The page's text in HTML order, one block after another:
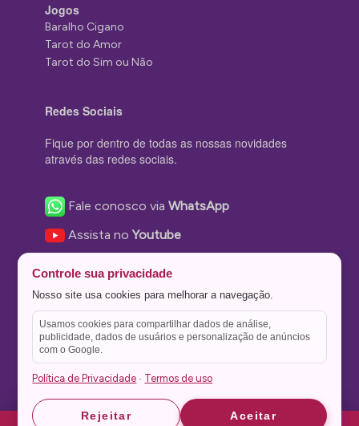
Jogos
Baralho Cigano
Tarot do Amor
Tarot do Sim ou Não
Redes Sociais
Fique por dentro de todas as nossas novidades
através das redes sociais.
Fale conosco viaWhatsApp
Assista noYoutube
Nos siga no Instagram
Nos siga noTwitter
Salve no
Controle sua privacidade
Nosso site usa cookies para melhorar a navegação.
Usamos cookies para compartilhar dados de análise,
publicidade, dados de usuários e personalização de anúncios
com o Google.
Política de Privacidade · Termos de uso
Rejeitar Aceitar